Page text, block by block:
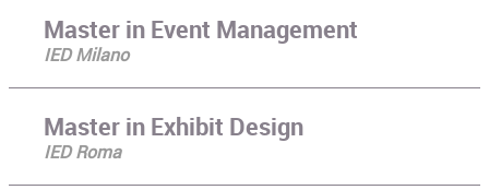
Master in Event Management
IED Milano
Master in Exhibit Design
IED Roma